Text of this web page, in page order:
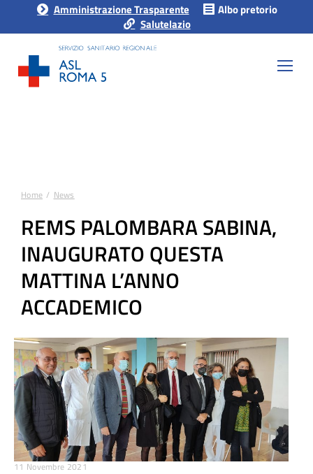
Amministrazione Trasparente
Albo pretorio
Salutelazio
Tu sei qui:
Home News
REMS PALOMBARA SABINA,
INAUGURATO QUESTA
MATTINA L’ANNO
ACCADEMICO
11 Novembre 2021